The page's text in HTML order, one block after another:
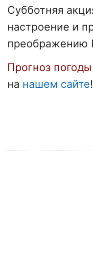
Субботняя
настроение и
преображению
Прогноз погоды
на нашем сайте!